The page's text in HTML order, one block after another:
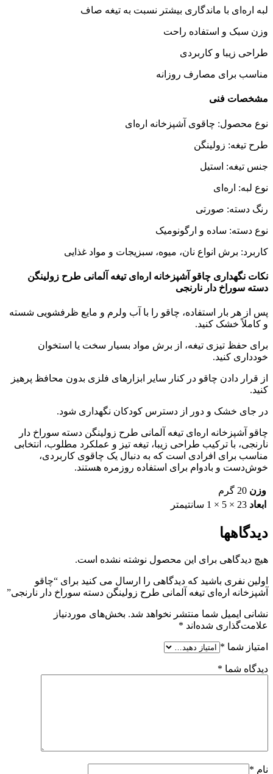
لبه اره‌ای با ماندگاری بیشتر نسبت به تیغه صاف
وزن سبک و استفاده راحت
طراحی زیبا و کاربردی
مناسب برای مصارف روزانه
مشخصات فنی
نوع محصول: چاقوی آشپزخانه اره‌ای
طرح تیغه: زولینگن
جنس تیغه: استیل
نوع لبه: اره‌ای
رنگ دسته: صورتی
نوع دسته: ساده و ارگونومیک
کاربرد: برش انواع نان، میوه، سبزیجات و مواد غذایی
نکات نگهداری چاقو آشپزخانه اره‌ای تیغه آلمانی طرح زولینگن
دسته سوراخ دار نارنجی
پس از هر بار استفاده، چاقو را با آب ولرم و مایع ظرفشویی شسته
و کاملاً خشک کنید.
برای حفظ تیزی تیغه، از برش مواد بسیار سخت یا استخوان
خودداری کنید.
از قرار دادن چاقو در کنار سایر ابزارهای فلزی بدون محافظ پرهیز
کنید.
در جای خشک و دور از دسترس کودکان نگهداری شود.
چاقو آشپزخانه اره‌ای تیغه آلمانی طرح زولینگن دسته سوراخ دار
نارنجی، با ترکیب طراحی زیبا، تیغه تیز و عملکرد مطلوب، انتخابی
مناسب برای افرادی است که به دنبال یک چاقوی کاربردی،
خوش‌دست و بادوام برای استفاده روزمره هستند.
وزن 20 گرم
ابعاد 23 × 5 × 1 سانتیمتر
دیدگاهها
هیچ دیدگاهی برای این محصول نوشته نشده است.
اولین نفری باشید که دیدگاهی را ارسال می کنید برای “چاقو
آشپزخانه اره‌ای تیغه آلمانی طرح زولینگن دسته سوراخ دار نارنجی”
نشانی ایمیل شما منتشر نخواهد شد. بخش‌های موردنیاز
علامت‌گذاری شده‌اند *
امتیاز شما *
دیدگاه شما *
نام *